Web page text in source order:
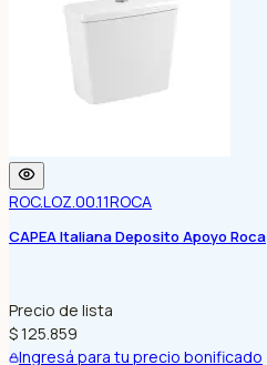
ROC.LOZ.00.11ROCA
CAPEA Italiana Deposito Apoyo Roca
Precio de lista
$ 125.859
Ingresá para tu precio bonificado